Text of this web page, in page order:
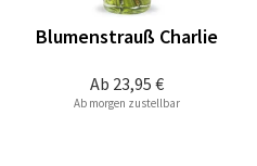
Ab 23,95 €
Blumenstrauß Charlie
Ab morgen zustellbar